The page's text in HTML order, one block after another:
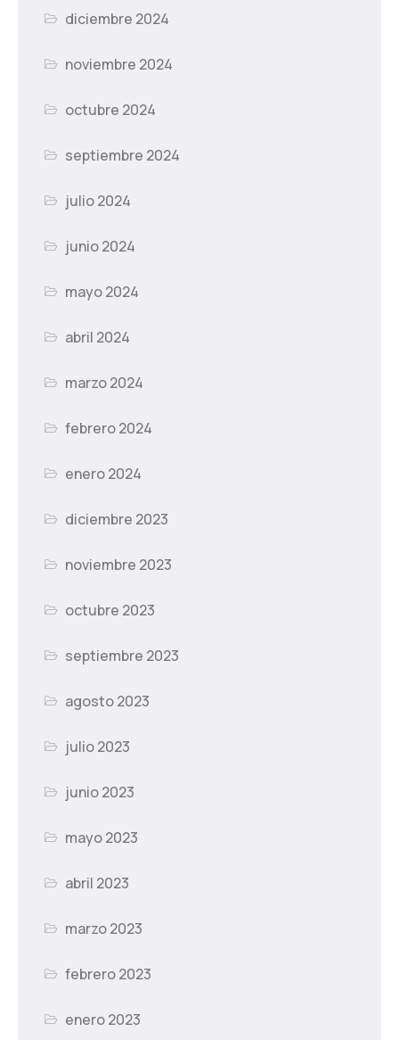
diciembre 2024
noviembre 2024
octubre 2024
septiembre 2024
julio 2024
junio 2024
mayo 2024
abril 2024
marzo 2024
febrero 2024
enero 2024
diciembre 2023
noviembre 2023
octubre 2023
septiembre 2023
agosto 2023
julio 2023
junio 2023
mayo 2023
abril 2023
marzo 2023
febrero 2023
enero 2023